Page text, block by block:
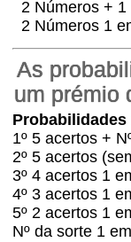
2 Números +
2 Números 1
As
um prémio
Probabilidades
1º 5 acertos +
2º 5 acertos
3º 4 acertos 1
4º 3 acertos 1
5º 2 acertos 1
Nº da sorte 1